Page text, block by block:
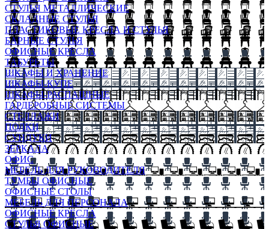
СТУЛЬЯ МЕТАЛЛИЧЕСКИЕ
СКЛАДНЫЕ СТУЛЬЯ
ПЛАСТИКОВЫЕ КРЕСЛА И СТУЛЬЯ
БАРНЫЕ СТУЛЬЯ
ОФИСНЫЕ КРЕСЛА
ТАБУРЕТЫ
ШКАФЫ И ХРАНЕНИЕ
ШКАФЫ-КУПЕ
ШКАФЫ-РАСПАШНЫЕ
ГАРДЕРОБНЫЕ СИСТЕМЫ
СТЕЛЛАЖИ
ПОЛКИ
СУНДУКИ
ЗЕРКАЛА
ОФИС
МЕБЕЛЬ ДЛЯ РУКОВОДИТЕЛЯ
ТУМБЫ ОФИСНЫЕ
ОФИСНЫЕ СТОЛЫ
МЕБЕЛЬ ДЛЯ ПЕРСОНАЛА
ОФИСНЫЕ КРЕСЛА
СТУЛЬЯ ОФИСНЫЕ